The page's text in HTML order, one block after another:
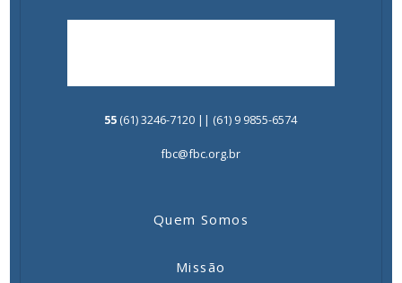
55 (61) 3246-7120 || (61) 9 9855-6574
fbc@fbc.org.br
Quem Somos
Missão